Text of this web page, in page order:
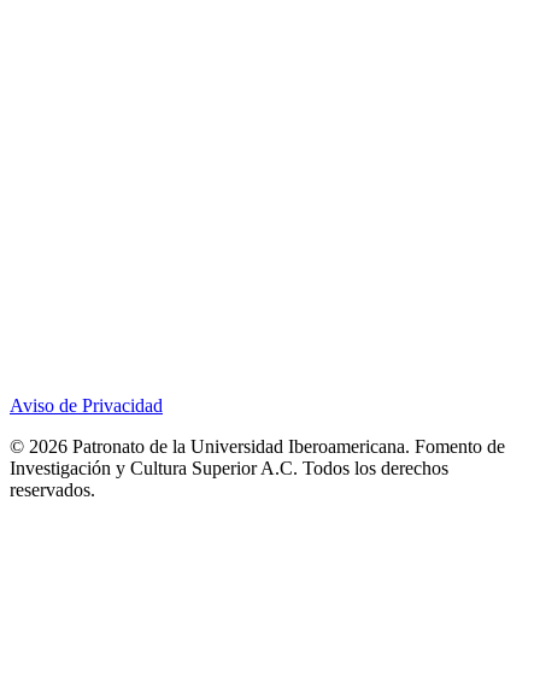
Aviso de Privacidad
© 2026 Patronato de la Universidad Iberoamericana. Fomento de
Investigación y Cultura Superior A.C. Todos los derechos
reservados.